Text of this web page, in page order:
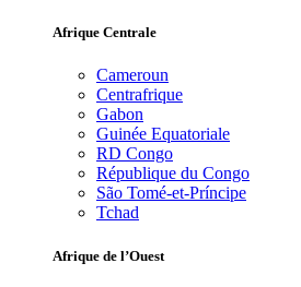
Afrique Centrale
Cameroun
Centrafrique
Gabon
Guinée Equatoriale
RD Congo
République du Congo
São Tomé-et-Príncipe
Tchad
Afrique de l’Ouest